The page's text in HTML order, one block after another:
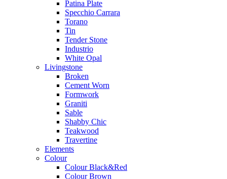
Patina Plate
Specchio Carrara
Torano
Tin
Tender Stone
Industrio
White Opal
Livingstone
Broken
Cement Worn
Formwork
Graniti
Sable
Shabby Chic
Teakwood
Travertine
Elements
Colour
Colour Black&Red
Colour Brown